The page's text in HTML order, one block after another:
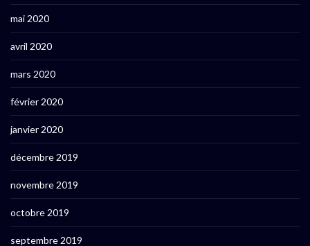
mai 2020
avril 2020
mars 2020
février 2020
janvier 2020
décembre 2019
novembre 2019
octobre 2019
septembre 2019